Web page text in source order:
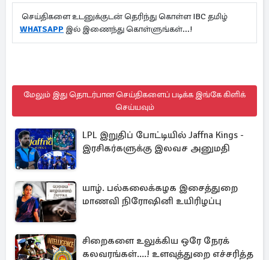
செய்திகளை உடனுக்குடன் தெரிந்து கொள்ள IBC தமிழ்
WHATSAPP இல் இணைந்து கொள்ளுங்கள்...!
மேலும் இது தொடர்பான செய்திகளைப் படிக்க இங்கே கிளிக்
செய்யவும்
LPL இறுதிப் போட்டியில் Jaffna Kings -
இரசிகர்களுக்கு இலவச அனுமதி
யாழ். பல்கலைக்கழக இசைத்துறை
மாணவி நிரோஷினி உயிரிழப்பு
சிறைகளை உலுக்கிய ஒரே நேரக்
கலவரங்கள்....! உளவுத்துறை எச்சரித்த